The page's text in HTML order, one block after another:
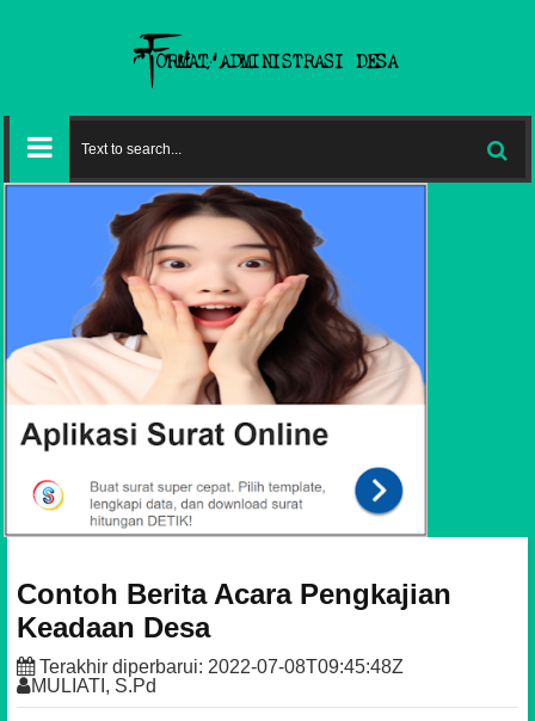
Contoh Berita Acara Pengkajian
Keadaan Desa
Terakhir diperbarui: 2022-07-08T09:45:48Z
MULIATI, S.Pd